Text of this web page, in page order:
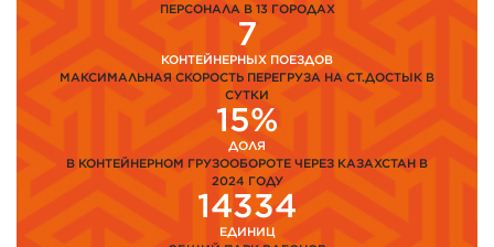
ПЕРСОНАЛА В 13 ГОРОДАХ
7
КОНТЕЙНЕРНЫХ ПОЕЗДОВ
МАКСИМАЛЬНАЯ СКОРОСТЬ ПЕРЕГРУЗА НА СТ.ДОСТЫК В
СУТКИ
15%
ДОЛЯ
В КОНТЕЙНЕРНОМ ГРУЗООБОРОТЕ ЧЕРЕЗ КАЗАХСТАН В
2024 ГОДУ
14334
ЕДИНИЦ